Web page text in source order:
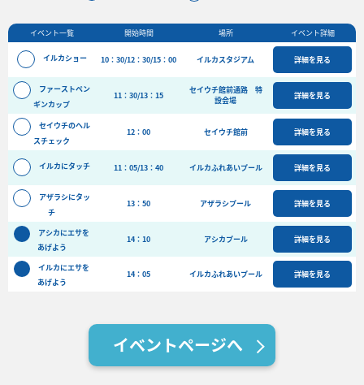
イベント
フード&ショップ
よくある質問
団体向けプラン情報 ビーチランド支援プログラム
イベント一覧 開始時間 場所 イベント詳細
イルカショー 10：30/12：30/15：00 イルカスタジアム 詳細を見る
ファーストペン
ギンカップ
11：30/13：15
セイウチ館前通路 特
設会場
詳細を見る
セイウチのヘル
スチェック
12：00 セイウチ館前 詳細を見る
イルカにタッチ 11：05/13：40 イルカふれあいプール 詳細を見る
アザラシにタッ
チ
13：50 アザラシプール 詳細を見る
アシカにエサを
あげよう
14：10 アシカプール 詳細を見る
イルカにエサを
あげよう
14：05 イルカふれあいプール 詳細を見る
イベントページへ